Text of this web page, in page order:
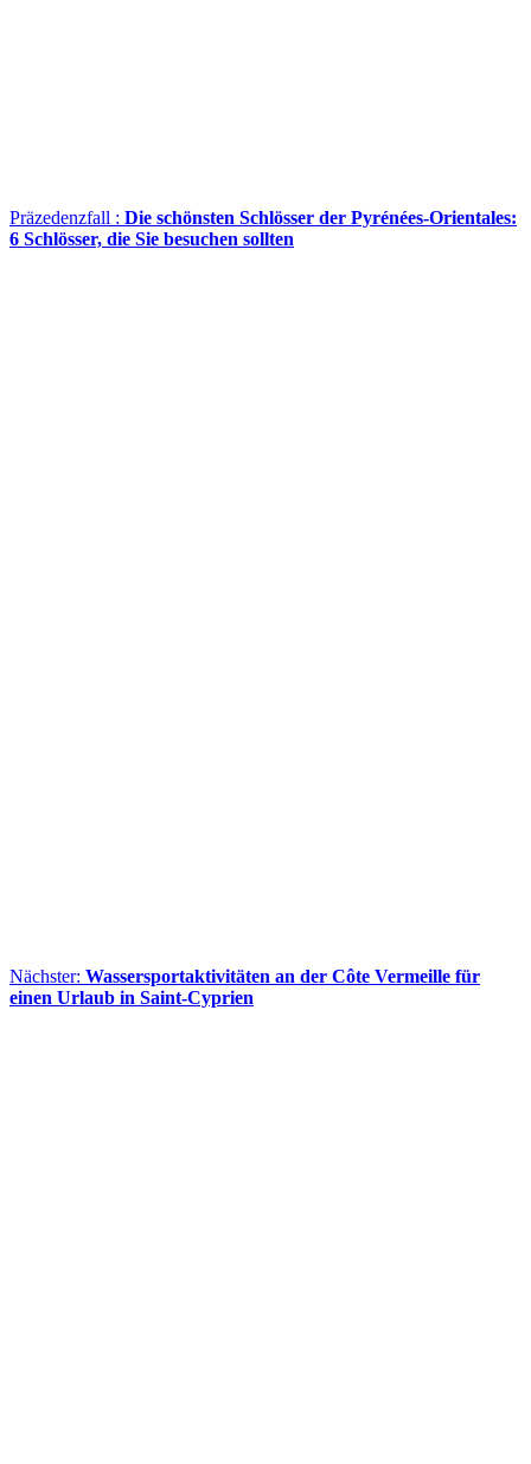
Präzedenzfall : Die schönsten Schlösser der Pyrénées-Orientales:
6 Schlösser, die Sie besuchen sollten
Nächster: Wassersportaktivitäten an der Côte Vermeille für
einen Urlaub in Saint-Cyprien